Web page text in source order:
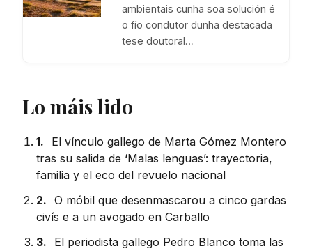
ambientais cunha soa solución é
o fío condutor dunha destacada
tese doutoral…
Lo máis lido
1.
El vínculo gallego de Marta Gómez Montero
tras su salida de ‘Malas lenguas’: trayectoria,
familia y el eco del revuelo nacional
2. O móbil que desenmascarou a cinco gardas
civís e a un avogado en Carballo
3.
El periodista gallego Pedro Blanco toma las